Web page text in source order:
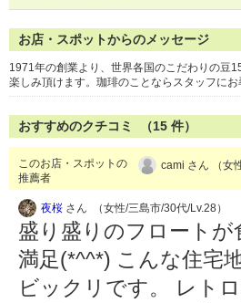
お店・スポットからのメッセージ
1971年の創業より、世界各国のこだわりの豆
楽しみ頂けます。珈琲のことならスタッフに
おすすめのクチコミ （15 件）
このお店・スポットの
推薦者
cami さん （女
夜桜 さん （女性/三島市/30代/Lv.28）
盛り盛りのフロート
満足(*^^*) こんな住宅
ビックリです。 レト